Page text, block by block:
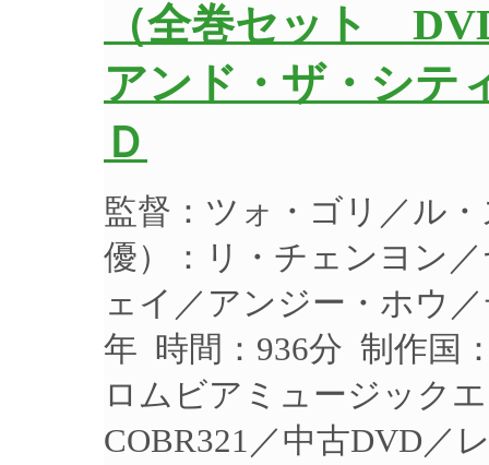
（全巻セット
アンド・ザ・シ
Ｄ
監督：ツォ・ゴリ／ル
優）：リ・チェンヨン
ェイ／アンジー・ホウ
年 時間：936分 制作国
ロムビアミュージック
COBR321／中古DVD／